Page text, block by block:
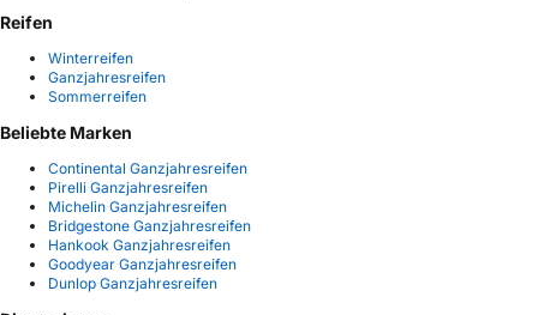
Reifen
Winterreifen
Ganzjahresreifen
Sommerreifen
Beliebte Marken
Continental Ganzjahresreifen
Pirelli Ganzjahresreifen
Michelin Ganzjahresreifen
Bridgestone Ganzjahresreifen
Hankook Ganzjahresreifen
Goodyear Ganzjahresreifen
Dunlop Ganzjahresreifen